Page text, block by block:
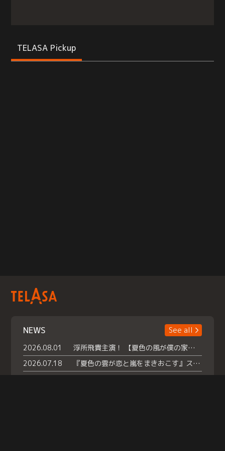
TELASA Pickup
NEWS
See all
2026.08.01
浮所飛貴主演！ 【夏色の風が僕の家にやってきた】 本日よりテラサで独占配信スタート！
2026.07.18
『夏色の雲が恋と嵐をまきおこす』スペシャルメイキング 【Part1】2026年７月18日（土）23時30分～配信スタート！話題のシーンの裏側を大公開！豪華キャスト大集合！ 『武宮家 真夏の家族会議』開催！